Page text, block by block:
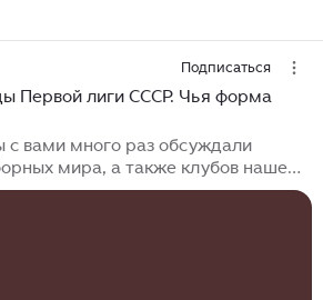
Подписаться
Первой лиги СССР. Чья форма
с вами много раз обсуждали
мира, а также клубов нашей
СССР. Настала пора поговорить и